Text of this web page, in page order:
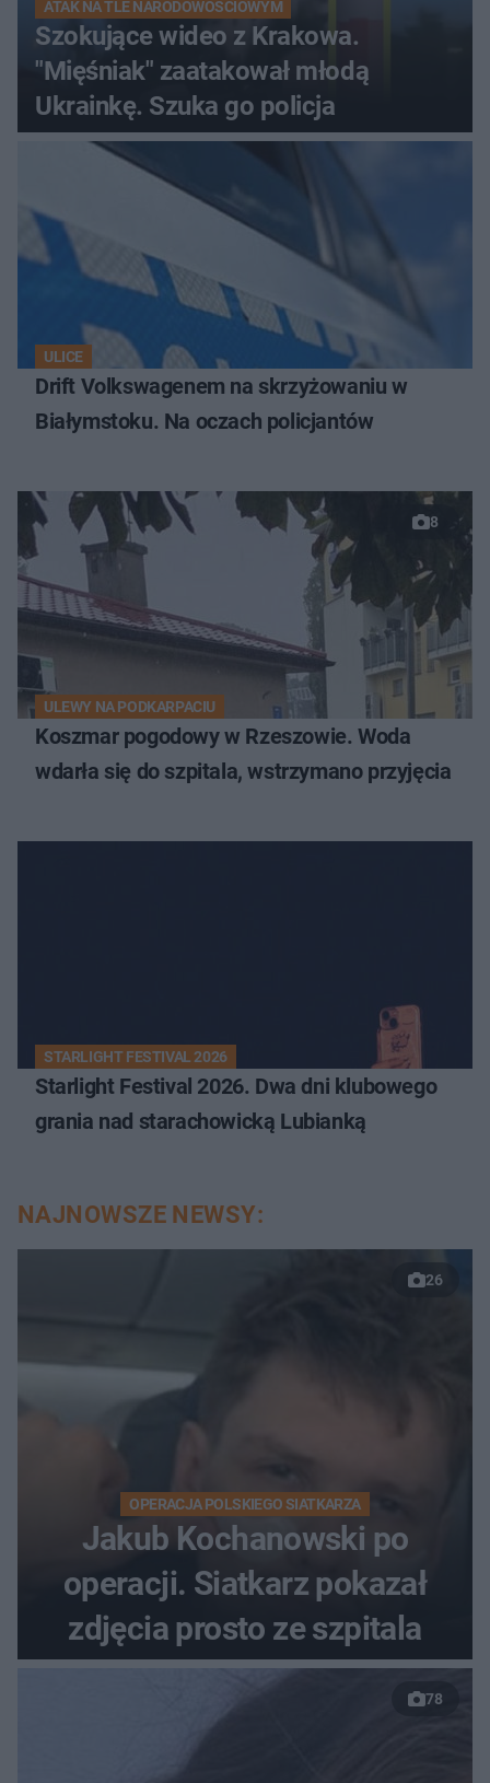
ATAK NA TLE NARODOWOŚCIOWYM
Szokujące wideo z Krakowa.
"Mięśniak" zaatakował młodą
Ukrainkę. Szuka go policja
ULICE
Drift Volkswagenem na skrzyżowaniu w
Białymstoku. Na oczach policjantów
8
ULEWY NA PODKARPACIU
Koszmar pogodowy w Rzeszowie. Woda
wdarła się do szpitala, wstrzymano przyjęcia
STARLIGHT FESTIVAL 2026
Starlight Festival 2026. Dwa dni klubowego
grania nad starachowicką Lubianką
NAJNOWSZE NEWSY:
26
OPERACJA POLSKIEGO SIATKARZA
Jakub Kochanowski po
operacji. Siatkarz pokazał
zdjęcia prosto ze szpitala
78